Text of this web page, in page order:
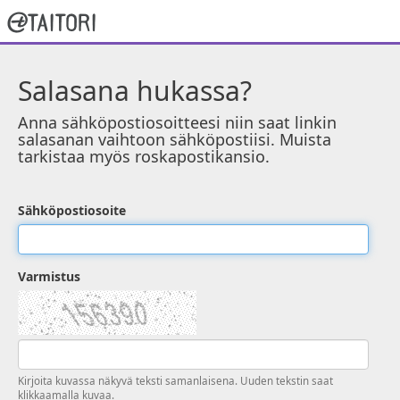
Salasana hukassa?
Anna sähköpostiosoitteesi niin saat linkin
salasanan vaihtoon sähköpostiisi. Muista
tarkistaa myös roskapostikansio.
Sähköpostiosoite
Varmistus
Kirjoita kuvassa näkyvä teksti samanlaisena. Uuden tekstin saat
klikkaamalla kuvaa.